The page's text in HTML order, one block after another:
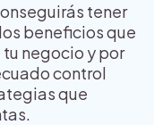
tener
beneficios que
negocio y por
control
que